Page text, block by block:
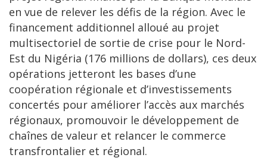
en vue de relever les défis de la région. Avec le
financement additionnel alloué au projet
multisectoriel de sortie de crise pour le Nord-
Est du Nigéria (176 millions de dollars), ces deux
opérations jetteront les bases d’une
coopération régionale et d’investissements
concertés pour améliorer l’accès aux marchés
régionaux, promouvoir le développement de
chaînes de valeur et relancer le commerce
transfrontalier et régional.